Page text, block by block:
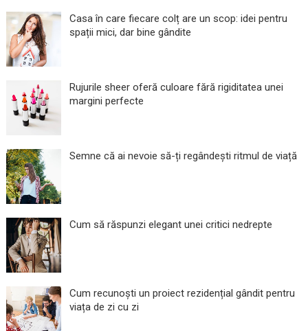
Casa în care fiecare colț are un scop: idei pentru
spații mici, dar bine gândite
Rujurile sheer oferă culoare fără rigiditatea unei
margini perfecte
Semne că ai nevoie să-ți regândești ritmul de viață
Cum să răspunzi elegant unei critici nedrepte
Cum recunoști un proiect rezidențial gândit pentru
viața de zi cu zi